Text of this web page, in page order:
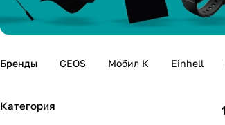
Бренды GEOS Мобил К Einhell
Категория